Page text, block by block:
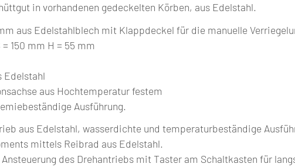
in vorhandenen gedeckelten Körben, aus Edelstahl.
aus Edelstahlblech mit Klappdeckel für die manuelle
150 mm H = 55 mm
Edelstahl
aus Hochtemperatur festem
Ausführung.
aus Edelstahl, wasserdichte und temperaturbeständige
mittels Reibrad aus Edelstahl.
des Drehantriebs mit Taster am Schaltkasten für